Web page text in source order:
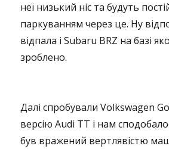
неї низький ніс та будуть
паркуванням через це. Ну
відпала і Subaru BRZ на базі
зроблено.
Далі спробували Volkswagen
версію Audi TT і нам
був вражений вертлявістю